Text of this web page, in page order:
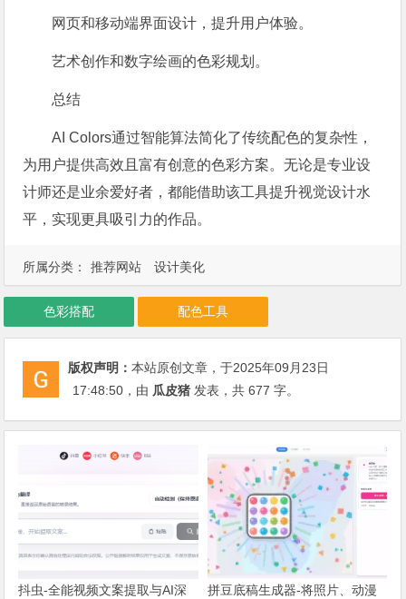
网页和移动端界面设计，提升用户体验。
艺术创作和数字绘画的色彩规划。
总结
AI Colors通过智能算法简化了传统配色的复杂性，
为用户提供高效且富有创意的色彩方案。无论是专业设
计师还是业余爱好者，都能借助该工具提升视觉设计水
平，实现更具吸引力的作品。
所属分类： 推荐网站 设计美化
色彩搭配 配色工具
版权声明：本站原创文章，于2025年09月23日
17:48:50 ，由 瓜皮猪 发表，共 677 字。
抖虫-全能视频文案提取与AI深
拼豆底稿生成器-将照片、动漫